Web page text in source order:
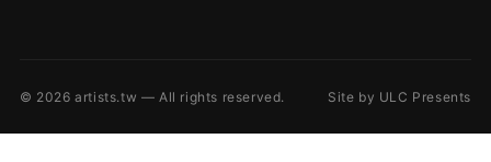
© 2026 artists.tw — All rights reserved. Site by ULC Presents